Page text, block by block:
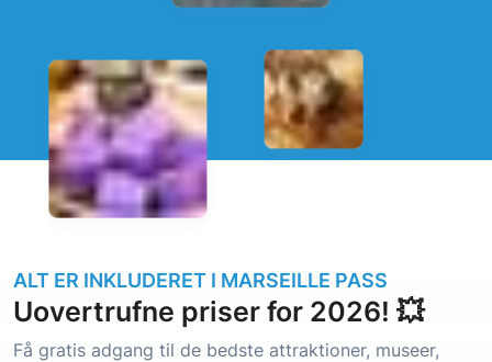
ALT ER INKLUDERET I MARSEILLE PASS
Uovertrufne priser for 2026! 💥
Få gratis adgang til de bedste attraktioner, museer,